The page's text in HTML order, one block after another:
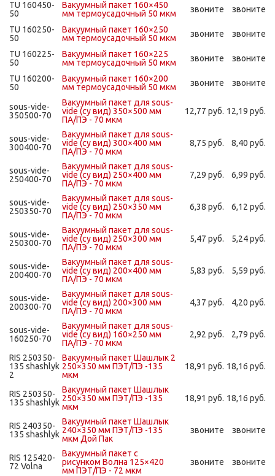
TU 160450-
50
Вакуумный пакет 160×450
мм термоусадочный 50 мкм
звоните звоните
TU 160250-
50
Вакуумный пакет 160×250
мм термоусадочный 50 мкм
звоните звоните
TU 160225-
50
Вакуумный пакет 160×225
мм термоусадочный 50 мкм
звоните звоните
TU 160200-
50
Вакуумный пакет 160×200
мм термоусадочный 50 мкм
звоните звоните
sous-vide-
350500-70
Вакуумный пакет для sous-
vide (су вид) 350×500 мм
ПА/ПЭ - 70 мкм
12,77 руб. 12,19 руб.
sous-vide-
300400-70
Вакуумный пакет для sous-
vide (су вид) 300×400 мм
ПА/ПЭ - 70 мкм
8,75 руб. 8,40 руб.
sous-vide-
250400-70
Вакуумный пакет для sous-
vide (су вид) 250×400 мм
ПА/ПЭ - 70 мкм
7,29 руб. 6,99 руб.
sous-vide-
250350-70
Вакуумный пакет для sous-
vide (су вид) 250×350 мм
ПА/ПЭ - 70 мкм
6,38 руб. 6,12 руб.
sous-vide-
250300-70
Вакуумный пакет для sous-
vide (су вид) 250×300 мм
ПА/ПЭ - 70 мкм
5,47 руб. 5,24 руб.
sous-vide-
200400-70
Вакуумный пакет для sous-
vide (су вид) 200×400 мм
ПА/ПЭ - 70 мкм
5,83 руб. 5,59 руб.
sous-vide-
200300-70
Вакуумный пакет для sous-
vide (су вид) 200×300 мм
ПА/ПЭ - 70 мкм
4,37 руб. 4,20 руб.
sous-vide-
160250-70
Вакуумный пакет для sous-
vide (су вид) 160×250 мм
ПА/ПЭ - 70 мкм
2,92 руб. 2,79 руб.
RIS 250350-
135 shashlyk
2
Вакуумный пакет Шашлык 2
250×350 мм ПЭТ/ПЭ -135
мкм
18,91 руб. 18,16 руб.
RIS 250350-
135 shashlyk
Вакуумный пакет Шашлык
250×350 мм ПЭТ/ПЭ -135
мкм
18,91 руб. 18,16 руб.
RIS 240350-
135 shashlyk
Вакуумный пакет Шашлык
240×350 мм ПЭТ/ПЭ -135
мкм Дой Пак
звоните звоните
RIS 125420-
72 Volna
Вакуумный пакет с
рисунком Волна 125×420
мм ПЭТ/ПЭ - 72 мкм
звоните звоните